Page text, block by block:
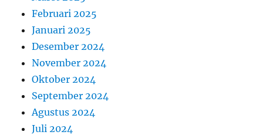
Februari 2025
Januari 2025
Desember 2024
November 2024
Oktober 2024
September 2024
Agustus 2024
Juli 2024